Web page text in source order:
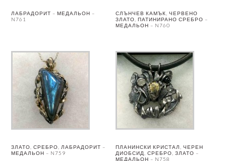
ЛАБРАДОРИТ – МЕДАЛЬОН –
N761
СЛЪНЧЕВ КАМЪК, ЧЕРВЕНО
ЗЛАТО, ПАТИНИРАНО СРЕБРО –
МЕДАЛЬОН – N760
ЗЛАТО, СРЕБРО, ЛАБРАДОРИТ –
МЕДАЛЬОН – N759
ПЛАНИНСКИ КРИСТАЛ, ЧЕРЕН
ДИОБСИД, СРЕБРО, ЗЛАТО –
МЕДАЛЬОН – N758